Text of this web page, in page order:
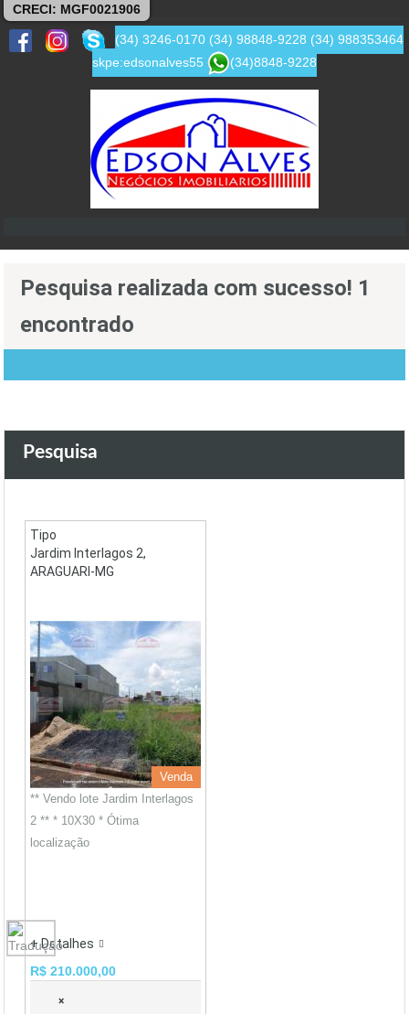
CRECI: MGF0021906
(34) 3246-0170 (34) 98848-9228 (34) 988353464
skpe:edsonalves55
(34)8848-9228
Pesquisa realizada com sucesso! 1
encontrado
Pesquisa
Tipo
Jardim Interlagos 2,
ARAGUARI-MG
Venda
** Vendo lote Jardim Interlagos
2 ** * 10X30 * Ótima
localização
+ Detalhes
R$ 210.000,00
×